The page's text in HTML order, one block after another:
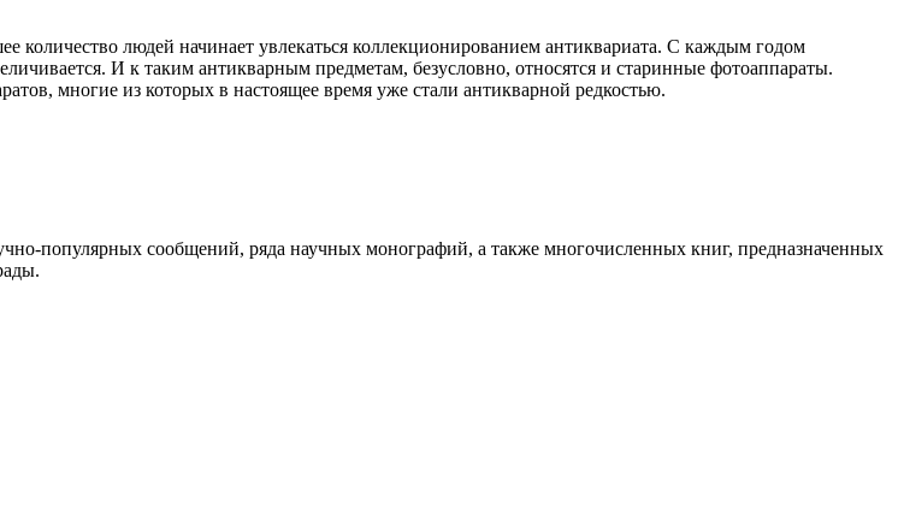
количество людей начинает увлекаться коллекционированием антиквариата. С каждым годом
И к таким антикварным предметам, безусловно, относятся и старинные фотоаппараты.
многие из которых в настоящее время уже стали антикварной редкостью.
популярных сообщений, ряда научных монографий, а также многочисленных книг, предназначенных